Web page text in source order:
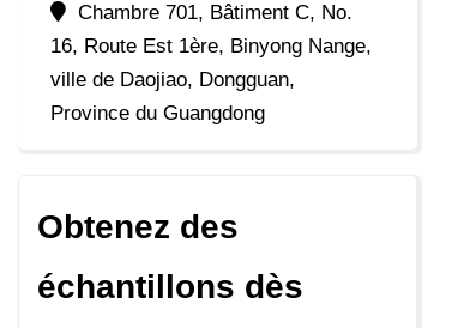
Chambre 701, Bâtiment C, No.
16, Route Est 1ère, Binyong Nange,
ville de Daojiao, Dongguan,
Province du Guangdong
Obtenez des
échantillons dès